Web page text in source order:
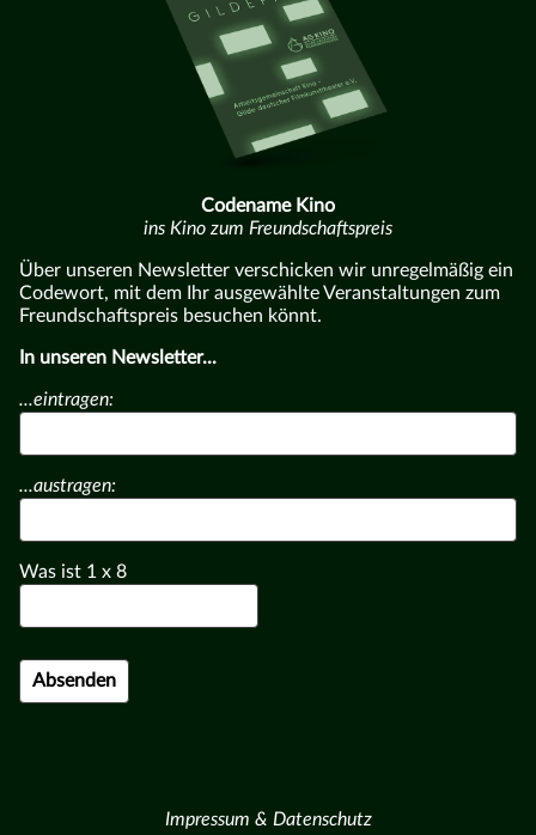
Codename Kino
ins Kino zum Freundschaftspreis
Über unseren Newsletter verschicken wir unregelmäßig ein
Codewort, mit dem Ihr ausgewählte Veranstaltungen zum
Freundschaftspreis besuchen könnt.
In unseren Newsletter...
...eintragen:
...austragen:
Was ist 1 x 8
Impressum & Datenschutz